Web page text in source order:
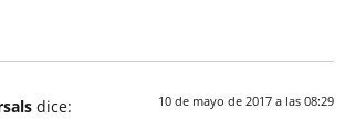
dice: 10 de mayo de 2017 a las 08:29